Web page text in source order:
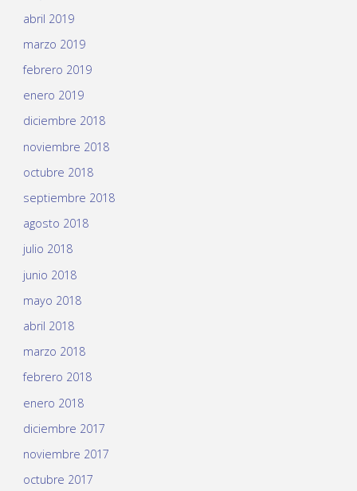
abril 2019
marzo 2019
febrero 2019
enero 2019
diciembre 2018
noviembre 2018
octubre 2018
septiembre 2018
agosto 2018
julio 2018
junio 2018
mayo 2018
abril 2018
marzo 2018
febrero 2018
enero 2018
diciembre 2017
noviembre 2017
octubre 2017